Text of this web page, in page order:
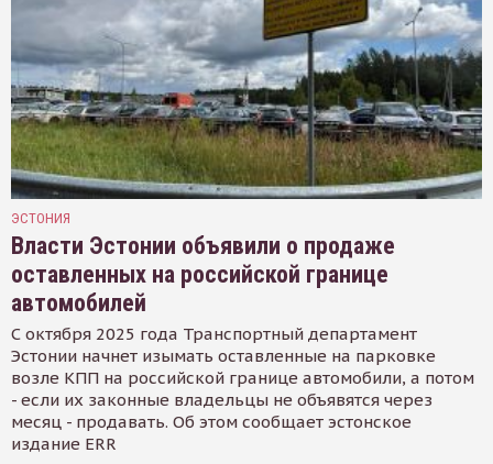
ЭСТОНИЯ
Власти Эстонии объявили о продаже
оставленных на российской границе
автомобилей
С октября 2025 года Транспортный департамент
Эстонии начнет изымать оставленные на парковке
возле КПП на российской границе автомобили, а потом
- если их законные владельцы не объявятся через
месяц - продавать. Об этом сообщает эстонское
издание ERR